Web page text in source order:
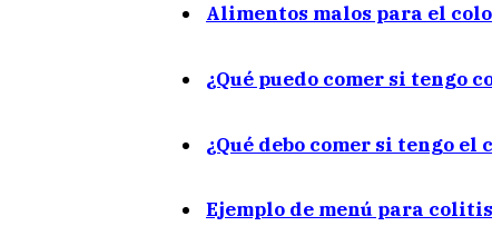
Alimentos malos para el
¿Qué puedo comer si tengo
¿Qué debo comer si tengo el
Ejemplo de menú para colitis